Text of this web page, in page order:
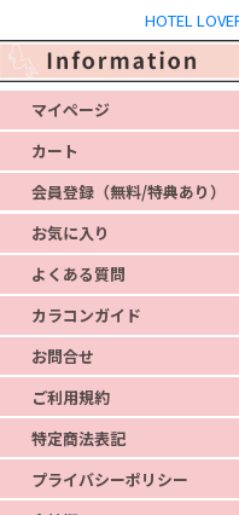
HOTEL
マイページ
カート
会員登録（無料/特典あり）
お気に入り
よくある質問
カラコンガイド
お問合せ
ご利用規約
特定商法表記
プライバシーポリシー